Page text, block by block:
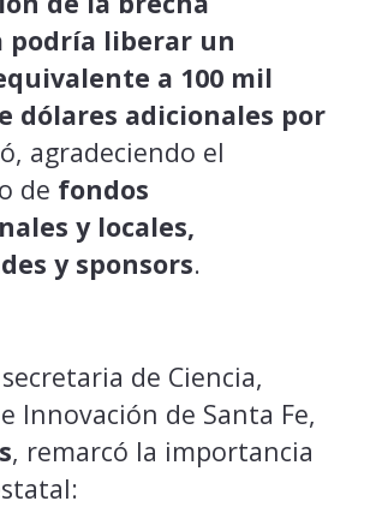
podría liberar un
a 100 mil
dólares adicionales por
agradeciendo el
de fondos
y locales,
y sponsors.
de Ciencia,
Innovación de Santa Fe,
, remarcó la importancia